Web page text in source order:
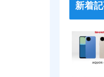
新着